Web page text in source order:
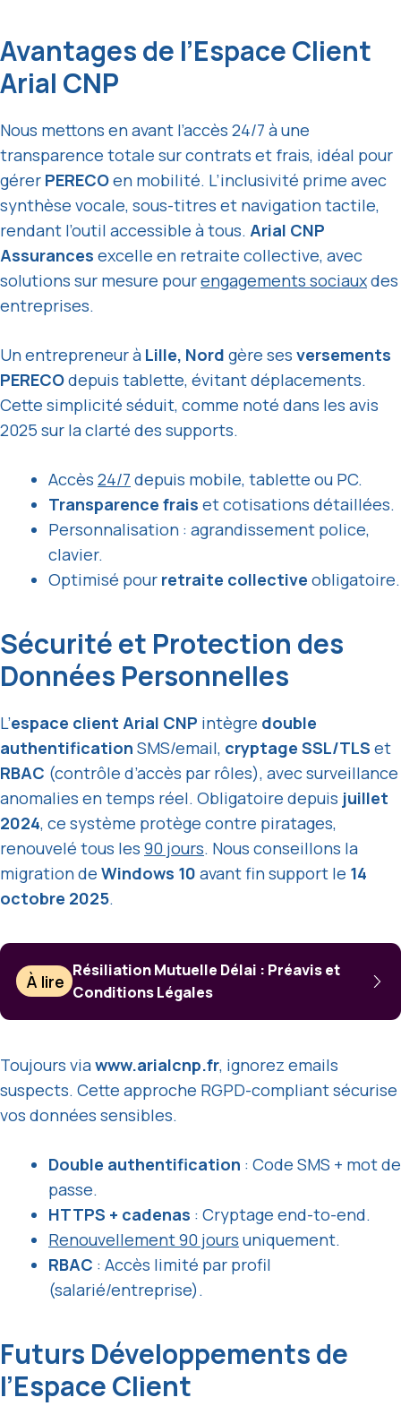
Avantages de l’Espace Client
Arial CNP
Nous mettons en avant l’accès 24/7 à une
transparence totale sur contrats et frais, idéal pour
gérer PERECOen mobilité. L’inclusivité prime avec
synthèse vocale, sous-titres et navigation tactile,
rendant l’outil accessible à tous. Arial CNP
Assurances excelle en retraite collective, avec
solutions sur mesure pourengagements sociauxdes
entreprises.
Un entrepreneur à Lille, Nord gère ses versements
PERECOdepuis tablette, évitant déplacements.
Cette simplicité séduit, comme noté dans les avis
2025 sur la clarté des supports.
Accès 24/7 depuis mobile, tablette ou PC.
Transparence frais et cotisations détaillées.
Personnalisation : agrandissement police,
clavier.
Optimisé pour retraite collective obligatoire.
Sécurité et Protection des
Données Personnelles
L’espace client Arial CNP intègre double
authentification SMS/email, cryptage SSL/TLS et
RBAC (contrôle d’accès par rôles), avec surveillance
anomalies en temps réel. Obligatoire depuis juillet
2024, ce système protège contre piratages,
renouvelé tous les 90 jours. Nous conseillons la
migration de Windows 10 avant fin support le 14
octobre 2025.
À lire
Résiliation Mutuelle Délai : Préavis et
Conditions Légales
Toujours viawww.arialcnp.fr, ignorez emails
suspects. Cette approche RGPD-compliant sécurise
vos données sensibles.
Double authentification : Code SMS + mot de
passe.
HTTPS + cadenas : Cryptage end-to-end.
Renouvellement 90 jours uniquement.
RBAC : Accès limité par profil
(salarié/entreprise).
Futurs Développements de
l’Espace Client